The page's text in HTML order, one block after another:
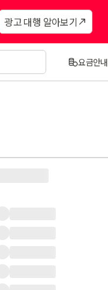
광고 대행 알아보기
요금안내